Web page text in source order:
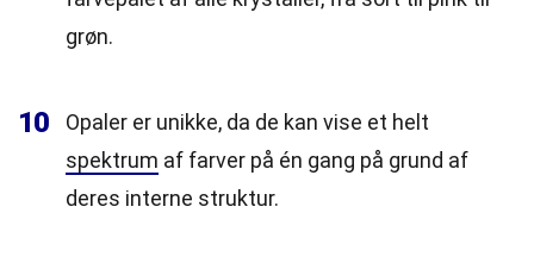
grøn.
10
Opaler er unikke, da de kan vise et helt
spektrum af farver på én gang på grund af
deres interne struktur.